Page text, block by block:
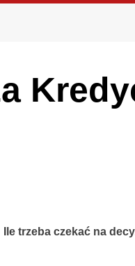
Ile trzeba czekać na